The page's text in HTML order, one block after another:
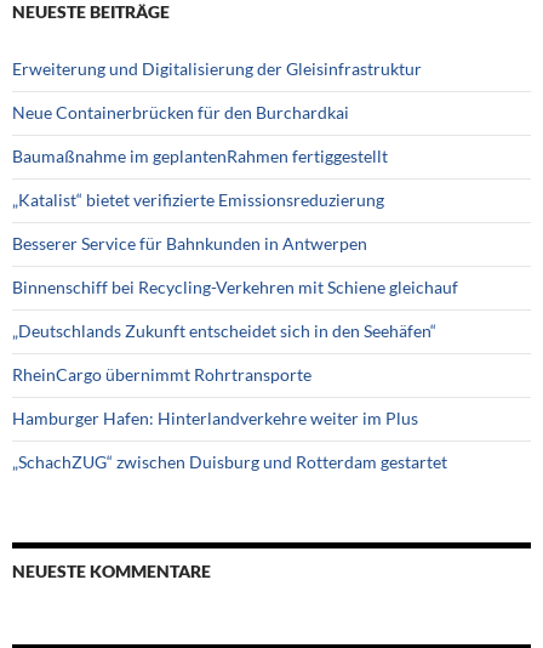
NEUESTE BEITRÄGE
Erweiterung und Digitalisierung der Gleisinfrastruktur
Neue Containerbrücken für den Burchardkai
Baumaßnahme im geplantenRahmen fertiggestellt
„Katalist“ bietet verifizierte Emissionsreduzierung
Besserer Service für Bahnkunden in Antwerpen
Binnenschiff bei Recycling-Verkehren mit Schiene gleichauf
„Deutschlands Zukunft entscheidet sich in den Seehäfen“
RheinCargo übernimmt Rohrtransporte
Hamburger Hafen: Hinterlandverkehre weiter im Plus
„SchachZUG“ zwischen Duisburg und Rotterdam gestartet
NEUESTE KOMMENTARE